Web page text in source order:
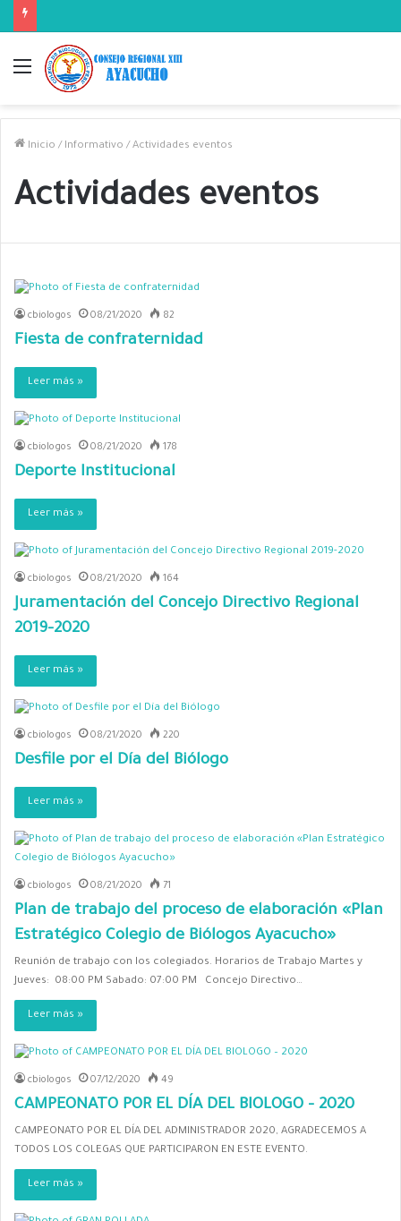
Menú
Inicio / Informativo / Actividades eventos
Actividades eventos
cbiologos 08/21/2020 82
Fiesta de confraternidad
Leer más »
cbiologos 08/21/2020 178
Deporte Institucional
Leer más »
cbiologos 08/21/2020 164
Juramentación del Concejo Directivo Regional
2019-2020
Leer más »
cbiologos 08/21/2020 220
Desfile por el Día del Biólogo
Leer más »
cbiologos 08/21/2020 71
Plan de trabajo del proceso de elaboración «Plan
Estratégico Colegio de Biólogos Ayacucho»
Reunión de trabajo con los colegiados. Horarios de Trabajo Martes y
Jueves: 08:00 PM Sabado: 07:00 PM Concejo Directivo…
Leer más »
cbiologos 07/12/2020 49
CAMPEONATO POR EL DÍA DEL BIOLOGO – 2020
CAMPEONATO POR EL DÍA DEL ADMINISTRADOR 2020, AGRADECEMOS A
TODOS LOS COLEGAS QUE PARTICIPARON EN ESTE EVENTO.
Leer más »